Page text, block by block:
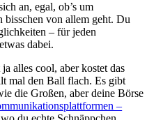
an, egal, ob’s um
bisschen von allem geht. Du
– für jeden
dabei.
alles cool, aber kostet das
mal den Ball flach. Es gibt
die Großen, aber deine Börse
–